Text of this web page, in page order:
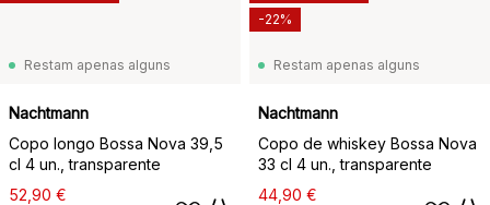
Restam apenas alguns
Nachtmann
Copo longo Bossa Nova 39,5
cl 4 un., transparente
52,90 €
Restam apenas alguns
Nachtmann
Copo de whiskey Bossa Nova
33 cl 4 un., transparente
44,90 €
-22%